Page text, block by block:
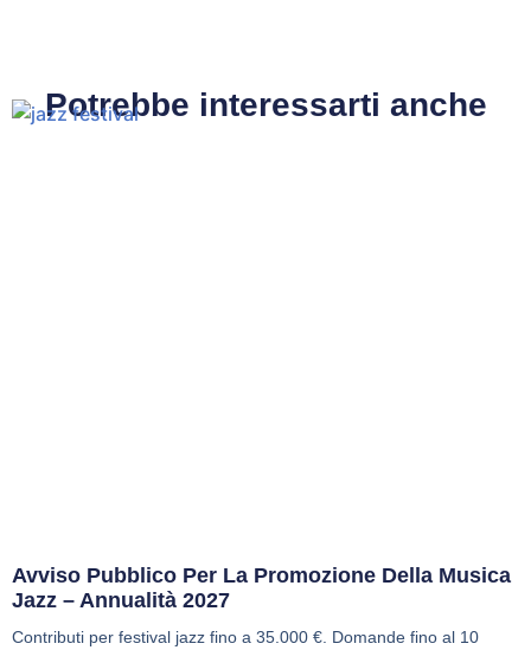
Potrebbe interessarti anche
Avviso Pubblico Per La Promozione Della Musica
Jazz – Annualità 2027
Contributi per festival jazz fino a 35.000 €. Domande fino al 10